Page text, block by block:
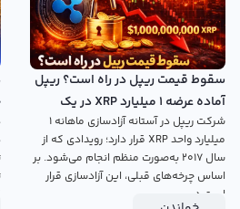
توسعه‌دهندگان و موسسات مالی امکان می‌دهد تا
را با امنیت بالا و سرعت زیاد پیاده‌سازی کنند.
یکی از دلایل اصلی محبوبیت خرید ریپل، کاربرد
تسهیل پرداخت‌های مرزی است. برخلاف بیت‌کوین
استفاده می‌شود، ریپل تمرکز خود را روی
داده است.
همچنین ریپل می‌تواند برای کسب‌وکارها و
سقوط قیمت ریپل در راه است؟ ریپل
آماده عرضه ۱ میلیارد XRP در یک
هفته آینده
شرکت ریپل در آستانه آزادسازی ماهانه ۱
میلیارد واحد XRP قرار دارد؛ رویدادی که از
سال ۲۰۱۷ به‌صورت منظم انجام می‌شود. بر
اساس چرخه‌های قبلی، این آزادسازی قرار
است در...